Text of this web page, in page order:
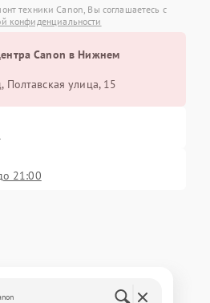
техники Canon, Вы соглашаетесь с
конфиденциальности
Canon в Нижнем
Полтавская улица, 15
21:00